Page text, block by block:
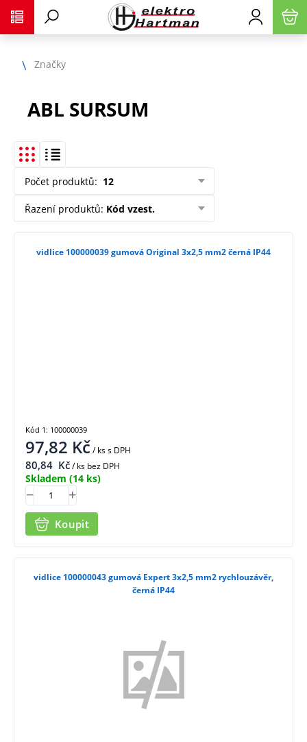
Značky
ABL SURSUM
Počet produktů: 12
Řazení produktů: Kód vzest.
vidlice 100000039 gumová Original 3x2,5 mm2 černá IP44
97,82 Kč/ kss DPH
80,84 Kč/ ks bez DPH
Skladem (14 ks)
Koupit
Kód 1: 100000039
vidlice 100000043 gumová Expert 3x2,5 mm2 rychlouzávěr,
černá IP44